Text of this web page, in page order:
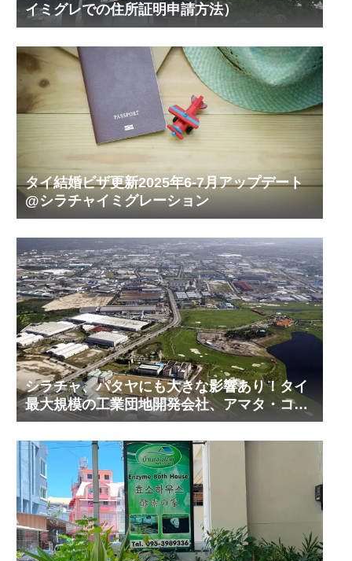
イミグレでの住所証明申請方法）
タイ結婚ビザ更新2025年6-7月アップデート
@シラチャイミグレーション
シラチャ、パタヤにも大きな影響あり！タイ
最大規模の工業団地開発会社、アマタ・コー
ポレーションの工業団地の今！その２